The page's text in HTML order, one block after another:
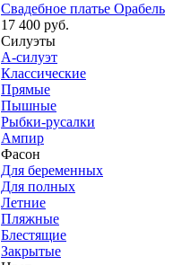
Свадебное платье Орабель
17 400 руб.
Силуэты
А-силуэт
Классические
Прямые
Пышные
Рыбки-русалки
Ампир
Фасон
Для беременных
Для полных
Летние
Пляжные
Блестящие
Закрытые